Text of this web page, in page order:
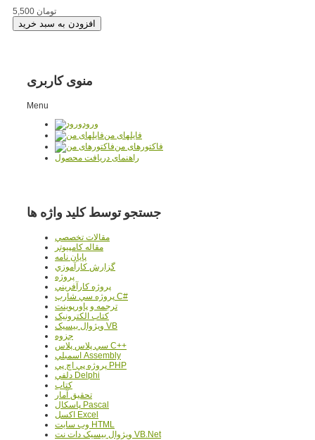
5,500 تومان
منوی کاربری
Menu
ورود
فایلهای من
فاکتورهای من
راهنمای دریافت محصول
جستجو توسط کلید واژه ها
مقالات تخصصي
مقاله کامپیوتر
پایان نامه
گزارش کارآموزي
پروژه
پروژه کارآفريني
پروژه سي شارپ C#
ترجمه و پاورپوينت
کتاب الکترونيک
ويژوال بيسيک VB
جزوه
سي پلاس پلاس C++
اسمبلي Assembly
پروژه پي اچ پي PHP
دلفي Delphi
کتاب
تحقيق آمار
پاسکال Pascal
اکسل Excel
وب سايت HTML
ويژوال بيسيک دات نت VB.Net